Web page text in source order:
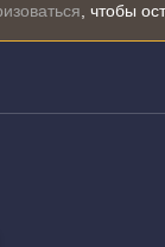
, чтобы